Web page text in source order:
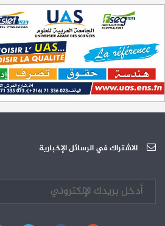
23-06
سبتمبر 2023
31-12
à tous les étudiant(e)s
12-05 200 منحة لطلبة الطب التونسيين في جامعة هارفارد ‏الأمريكية‏
26-10 الجامعة العربية للعلوم تونس (U.A.S) : عرض لآخر إصدارات دار اليمامة
03-10 الجامعة العربية للعلوم : دورة تكوينية
الاشتراك في الرسائل الإخبارية